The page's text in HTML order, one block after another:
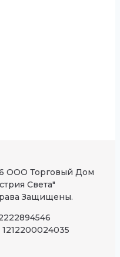
ООО Торговый Дом
Света"
Защищены.